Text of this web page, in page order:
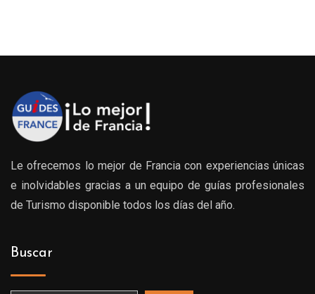
Le ofrecemos lo mejor de Francia con experiencias únicas
e inolvidables gracias a un equipo de guías profesionales
de Turismo disponible todos los días del año.
Buscar